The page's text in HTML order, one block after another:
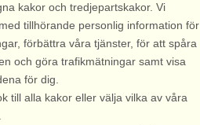
Hällestrand
8 personer, 75 m²
300 m till sjö/hav:.
Mysig stuga i soligt läge med
havsutsikt Välkommen till ett
kakor och tredjepartskakor. Vi
tillhörande personlig information för
förbättra våra tjänster, för att spåra
och göra trafikmätningar samt visa
för dig.
till alla kakor eller välja vilka av våra